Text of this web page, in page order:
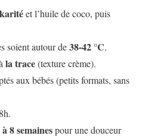
et l’huile de coco, puis
soient autour de38-42 °C.
la trace(texture crème).
aux bébés (petits formats, sans
8 semainespour une douceur